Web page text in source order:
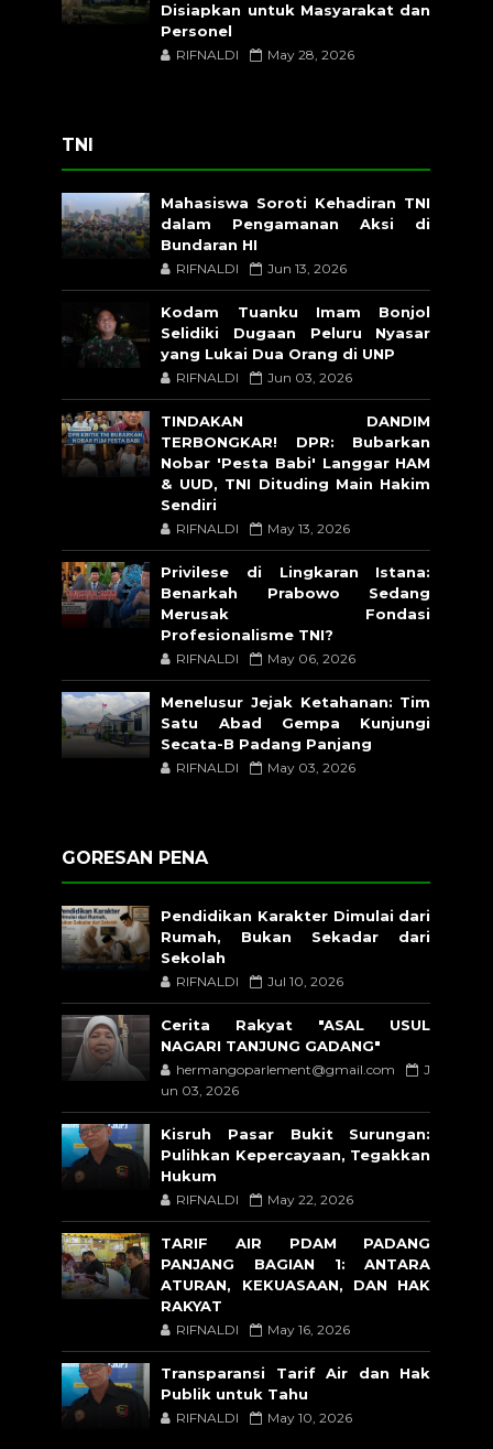
Disiapkan untuk Masyarakat dan
Personel
RIFNALDI May 28, 2026
TNI
Mahasiswa Soroti Kehadiran TNI
dalam Pengamanan Aksi di
Bundaran HI
RIFNALDI Jun 13, 2026
Kodam Tuanku Imam Bonjol
Selidiki Dugaan Peluru Nyasar
yang Lukai Dua Orang di UNP
RIFNALDI Jun 03, 2026
TINDAKAN DANDIM
TERBONGKAR! DPR: Bubarkan
Nobar 'Pesta Babi' Langgar HAM
& UUD, TNI Dituding Main Hakim
Sendiri
RIFNALDI May 13, 2026
Privilese di Lingkaran Istana:
Benarkah Prabowo Sedang
Merusak Fondasi
Profesionalisme TNI?
RIFNALDI May 06, 2026
Menelusur Jejak Ketahanan: Tim
Satu Abad Gempa Kunjungi
Secata-B Padang Panjang
RIFNALDI May 03, 2026
GORESAN PENA
Pendidikan Karakter Dimulai dari
Rumah, Bukan Sekadar dari
Sekolah
RIFNALDI Jul 10, 2026
Cerita Rakyat "ASAL USUL
NAGARI TANJUNG GADANG"
hermangoparlement@gmail.com
J
un 03, 2026
Kisruh Pasar Bukit Surungan:
Pulihkan Kepercayaan, Tegakkan
Hukum
RIFNALDI May 22, 2026
TARIF AIR PDAM PADANG
PANJANG BAGIAN 1: ANTARA
ATURAN, KEKUASAAN, DAN HAK
RAKYAT
RIFNALDI May 16, 2026
Transparansi Tarif Air dan Hak
Publik untuk Tahu
RIFNALDI May 10, 2026